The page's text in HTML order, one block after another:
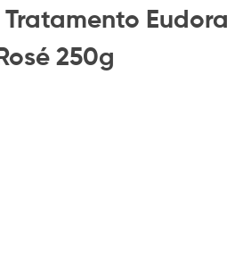
Tratamento Eudora
250g